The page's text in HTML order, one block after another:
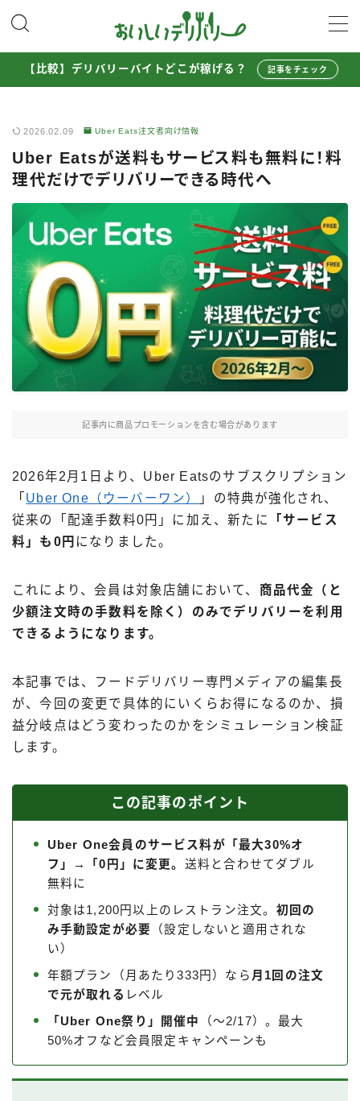
MENU
Uber Eats配達員ガイド
出前館配達員ガイド
ロケットナウ配達員ガイド
配達員272人アンケート調査
収入シミュレーター
配達員の体験談・口コミ
お得に注文する
Uber Eatsの注文ガイド
ロケットナウの注文ガイド
フードデリバリークーポン比較
飲食店として出店する
Uber Eats出店方法
出店店舗の取材記事
サービスから探す
Uber Eats
出前館
ロケットナウ
【比較】デリバリーバイトどこが稼げる？ 記事をチェック
2026.02.09 Uber Eats注文者向け情報
Uber Eatsが送料もサービス料も無料に！料
理代だけでデリバリーできる時代へ
記事内に商品プロモーションを含む場合があります
2026年2月1日より、Uber Eatsのサブスクリプション
「 Uber One（ウーバーワン）
」の特典が強化され、
従来の「配達手数料0円」に加え、新たに
「サービス
料」も0円 になりました。
これにより、会員は対象店舗において、 商品代金（と
少額注文時の手数料を除く）のみでデリバリーを利用
できるようになります。
本記事では、フードデリバリー専門メディアの編集長
が、今回の変更で具体的にいくらお得になるのか、損
益分岐点はどう変わったのかをシミュレーション検証
します。
この記事のポイント
Uber One会員のサービス料が「最大30%オ
フ」→「0円」に変更。 送料と合わせてダブル
無料に
対象は1,200円以上のレストラン注文。 初回の
み手動設定が必要 （設定しないと適用されな
い）
年額プラン（月あたり333円）なら 月1回の注文
で元が取れる レベル
「Uber One祭り」開催中
（〜2/17）。最大
50%オフなど会員限定キャンペーンも